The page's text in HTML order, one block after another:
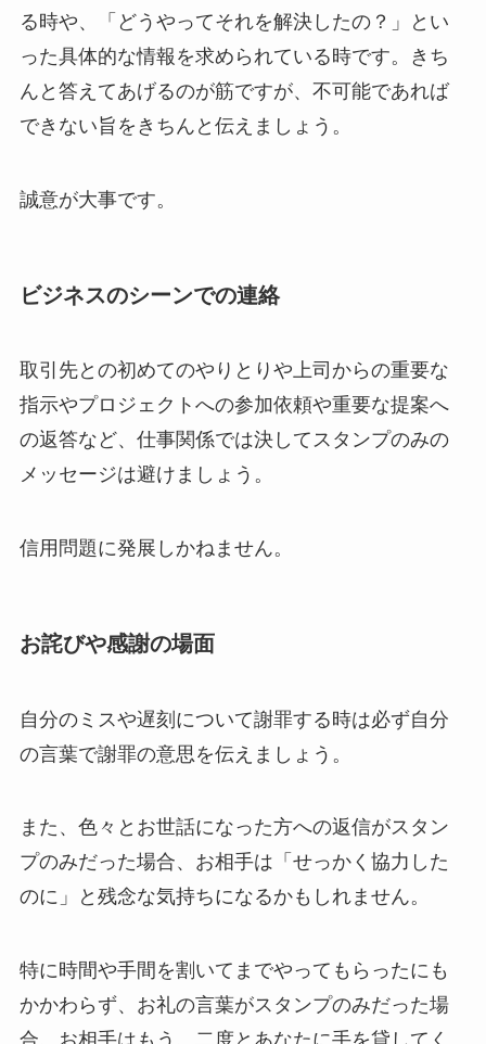
る時や、「どうやってそれを解決したの？」とい
った具体的な情報を求められている時です。きち
んと答えてあげるのが筋ですが、不可能であれば
できない旨をきちんと伝えましょう。
誠意が大事です。
ビジネスのシーンでの連絡
取引先との初めてのやりとりや上司からの重要な
指示やプロジェクトへの参加依頼や重要な提案へ
の返答など、仕事関係では決してスタンプのみの
メッセージは避けましょう。
信用問題に発展しかねません。
お詫びや感謝の場面
自分のミスや遅刻について謝罪する時は必ず自分
の言葉で謝罪の意思を伝えましょう。
また、色々とお世話になった方への返信がスタン
プのみだった場合、お相手は「せっかく協力した
のに」と残念な気持ちになるかもしれません。
特に時間や手間を割いてまでやってもらったにも
かかわらず、お礼の言葉がスタンプのみだった場